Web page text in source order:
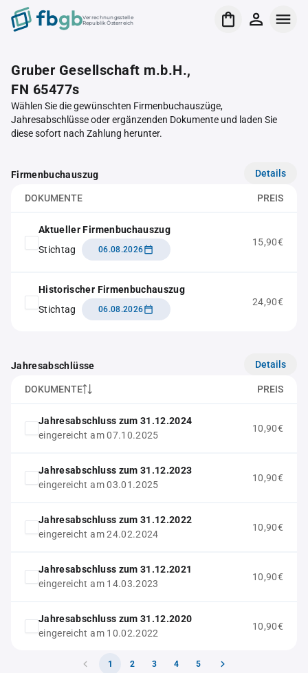
Verrechnungsstelle
Republik Österreich
Gruber Gesellschaft m.b.H.,
FN 65477s
Wählen Sie die gewünschten Firmenbuchauszüge,
Jahresabschlüsse oder ergänzenden Dokumente und laden Sie
diese sofort nach Zahlung herunter.
Firmenbuchauszug Details
DOKUMENTE PREIS
Aktueller Firmenbuchauszug
Stichtag
06.08.2026
15,90€
Historischer Firmenbuchauszug
Stichtag
06.08.2026
24,90€
Jahresabschlüsse Details
DOKUMENTE PREIS
Jahresabschluss zum 31.12.2024
eingereicht am 07.10.2025
10,90€
Jahresabschluss zum 31.12.2023
eingereicht am 03.01.2025
10,90€
Jahresabschluss zum 31.12.2022
eingereicht am 24.02.2024
10,90€
Jahresabschluss zum 31.12.2021
eingereicht am 14.03.2023
10,90€
Jahresabschluss zum 31.12.2020
eingereicht am 10.02.2022
10,90€
1 2 3 4 5